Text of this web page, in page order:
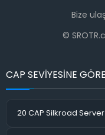
Bize
©
CAP SEVİYESİNE GÖRE
20 CAP Silkroad Server